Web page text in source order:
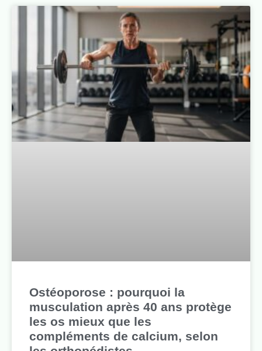
Ostéoporose : pourquoi la
musculation après 40 ans protège
les os mieux que les
compléments de calcium, selon